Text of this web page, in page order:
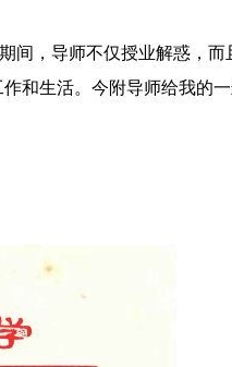
间，导师不仅授业解惑，而
和生活。今附导师给我的一